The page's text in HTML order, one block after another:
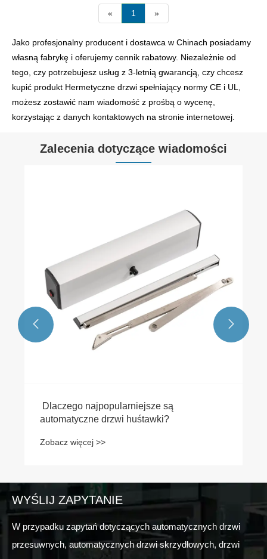
« 1 »
Jako profesjonalny producent i dostawca w Chinach posiadamy
własną fabrykę i oferujemy cennik rabatowy. Niezależnie od
tego, czy potrzebujesz usług z 3-letnią gwarancją, czy chcesz
kupić produkt Hermetyczne drzwi spełniający normy CE i UL,
możesz zostawić nam wiadomość z prośbą o wycenę,
korzystając z danych kontaktowych na stronie internetowej.
Zalecenia dotyczące wiadomości
 
WYŚLIJ ZAPYTANIE
W przypadku zapytań dotyczących automatycznych drzwi
przesuwnych, automatycznych drzwi skrzydłowych, drzwi